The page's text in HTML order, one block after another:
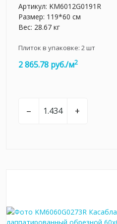
Артикул: KM6012G0191R
Размер: 119*60 см
Вес: 28.67 кг
Плиток в упаковке: 2шт
2 865.78 руб./м2
– +